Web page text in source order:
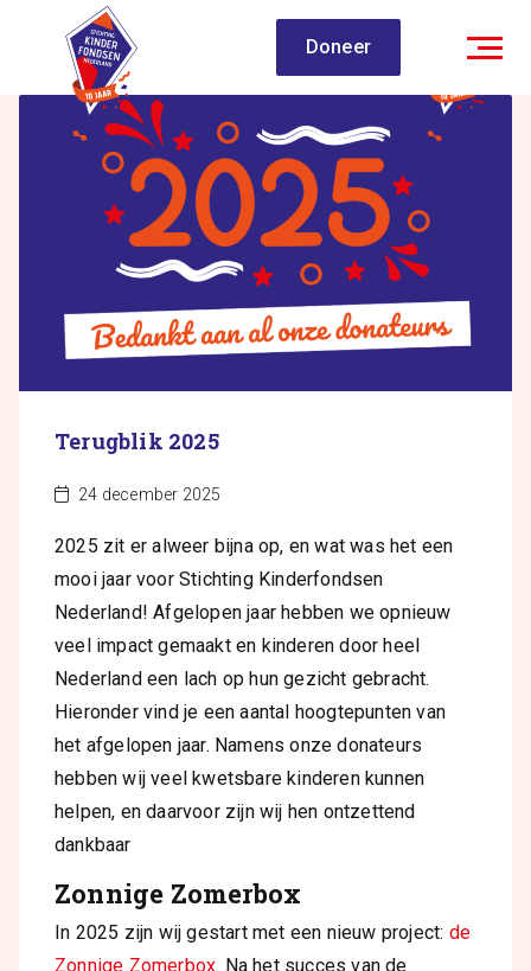
Doneer
Terugblik 2025
24 december 2025
2025 zit er alweer bijna op, en wat was het een
mooi jaar voor Stichting Kinderfondsen
Nederland! Afgelopen jaar hebben we opnieuw
veel impact gemaakt en kinderen door heel
Nederland een lach op hun gezicht gebracht.
Hieronder vind je een aantal hoogtepunten van
het afgelopen jaar. Namens onze donateurs
hebben wij veel kwetsbare kinderen kunnen
helpen, en daarvoor zijn wij hen ontzettend
dankbaar
Zonnige Zomerbox
In 2025 zijn wij gestart met een nieuw project: de
Zonnige Zomerbox. Na het succes van de